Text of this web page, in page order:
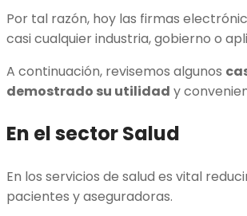
Por tal razón, hoy las firmas
casi cualquier industria, gobierno o
A continuación, revisemos algunos
demostrado su utilidad y
En el sector Salud
En los servicios de salud es vital
pacientes y aseguradoras.